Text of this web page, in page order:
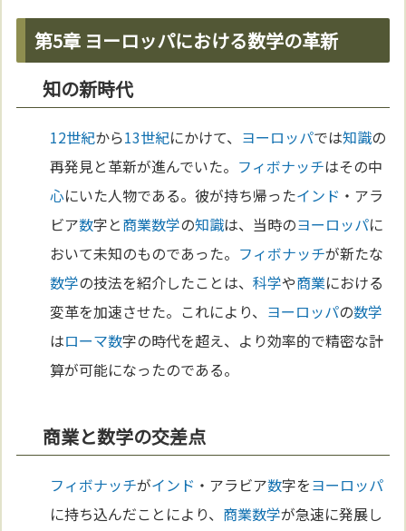
第5章 ヨーロッパにおける数学の革新
知の新時代
12世紀から13世紀にかけて、 ヨーロッパでは知識の
再発見と革新が進んでいた。 フィボナッチはその中
心にいた人物である。彼が持ち帰ったインド ・アラ
ビア数字と商業数学の知識は、当時のヨーロッパに
おいて未知のものであった。 フィボナッチが新たな
数学の技法を紹介したことは、科学や商業における
変革を加速させた。これにより、 ヨーロッパの数学
はローマ数字の時代を超え、より効率的で精密な計
算が可能になったのである。
商業と数学の交差点
フィボナッチがインド ・アラビア数字をヨーロッパ
に持ち込んだことにより、 商業数学が急速に発展し